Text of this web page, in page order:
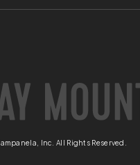
Inc. All Rights Reserved.